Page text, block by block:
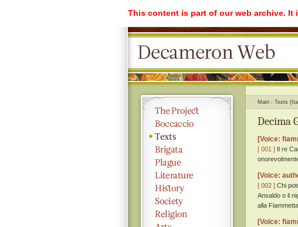
This content is part of our web archive.
Main Texts
Decima
[Voice:
[ 001 ] Il re
[Voice:
[ 002 ] Chi
Ansaldo o il
alla
[Voice: